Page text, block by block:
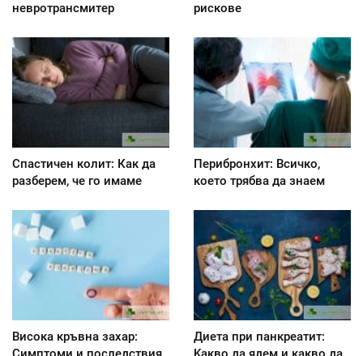
невротрансмитер
рискове
Спастичен колит: Как да
разберем, че го имаме
Перибронхит: Всичко,
което трябва да знаем
Висока кръвна захар:
Диета при панкреатит: